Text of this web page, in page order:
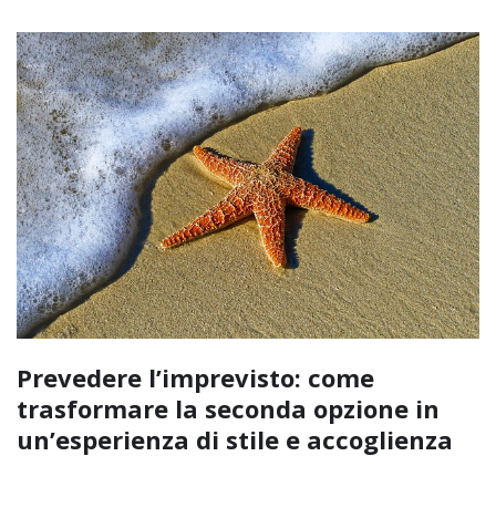
Prevedere l’imprevisto: come
trasformare la seconda opzione in
un’esperienza di stile e accoglienza